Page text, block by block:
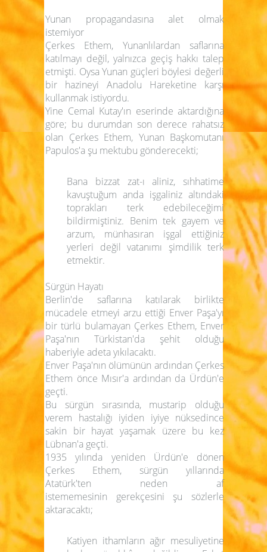
Yunan propagandasına alet olmak
istemiyor
Çerkes Ethem, Yunanlılardan saflarına
katılmayı değil, yalnızca geçiş hakkı talep
etmişti. Oysa Yunan güçleri böylesi değerli
bir hazineyi Anadolu Hareketine karşı
kullanmak istiyordu.
Yine Cemal Kutay'ın eserinde aktardığına
göre; bu durumdan son derece rahatsız
olan Çerkes Ethem, Yunan Başkomutanı
Papulos'a şu mektubu gönderecekti;
Bana bizzat zat-ı aliniz, sıhhatime
kavuştuğum anda işgaliniz altındaki
toprakları terk edebileceğimi
bildirmiştiniz. Benim tek gayem ve
arzum, münhasıran işgal ettiğiniz
yerleri değil vatanımı şimdilik terk
etmektir.
Sürgün Hayatı
Berlin'de saflarına katılarak birlikte
mücadele etmeyi arzu ettiği Enver Paşa'yı
bir türlü bulamayan Çerkes Ethem, Enver
Paşa'nın Türkistan'da şehit olduğu
haberiyle adeta yıkılacaktı.
Enver Paşa'nın ölümünün ardından Çerkes
Ethem önce Mısır'a ardından da Ürdün'e
geçti.
Bu sürgün sırasında, mustarip olduğu
verem hastalığı iyiden iyiye nüksedince
sakin bir hayat yaşamak üzere bu kez
Lübnan'a geçti.
1935 yılında yeniden Ürdün'e dönen
Çerkes Ethem, sürgün yıllarında
Atatürk'ten neden af
istememesinin gerekçesini şu sözlerle
aktaracaktı;
Katiyen ithamların ağır mesuliyetine